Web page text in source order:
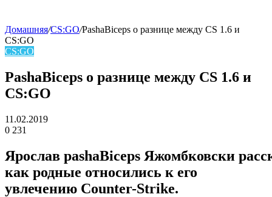
skin
Домашняя/CS:GO/PashaBiceps о разнице между CS 1.6 и
CS:GO
CS:GO
PashaBiceps о разнице между CS 1.6 и
CS:GO
11.02.2019
0 231
Ярослав pashaBiceps Яжомбковски
как родные относились к его
увлечению Counter-Strike.